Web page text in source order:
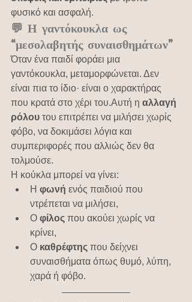
φυσικό και ασφαλή.
💬 Η γαντόκουκλα ως
“μεσολαβητής συναισθημάτων”
Όταν ένα παιδί φοράει μια
γαντόκουκλα, μεταμορφώνεται. Δεν
είναι πια το ίδιο· είναι ο χαρακτήρας
που κρατά στο χέρι του.Αυτή η αλλαγή
ρόλου του επιτρέπει να μιλήσει χωρίς
φόβο, να δοκιμάσει λόγια και
συμπεριφορές που αλλιώς δεν θα
τολμούσε.
Η κούκλα μπορεί να γίνει:
Η φωνή ενός παιδιού που
ντρέπεται να μιλήσει,
Ο φίλος που ακούει χωρίς να
κρίνει,
Ο καθρέφτης που δείχνει
συναισθήματα όπως θυμό, λύπη,
χαρά ή φόβο.